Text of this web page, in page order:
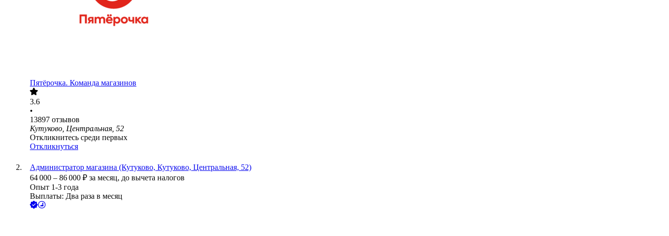
Пятёрочка. Команда магазинов
3.6
•
13897 отзывов
Кутуково, Центральная, 52
Откликнитесь среди первых
Откликнуться
Администратор магазина (Кутуково, Кутуково, Центральная, 52)
64 000 – 86 000 ₽ за месяц, до вычета налогов
Опыт 1-3 года
Выплаты: Два раза в месяц